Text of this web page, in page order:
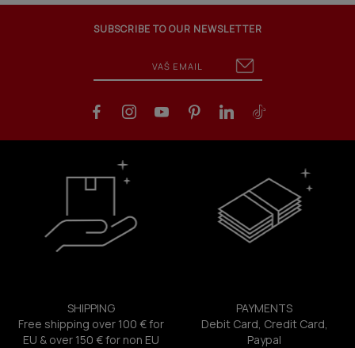
SUBSCRIBE TO OUR NEWSLETTER
SHIPPING
Free shipping over 100 € for
EU & over 150 € for non EU
PAYMENTS
Debit Card, Credit Card,
Paypal